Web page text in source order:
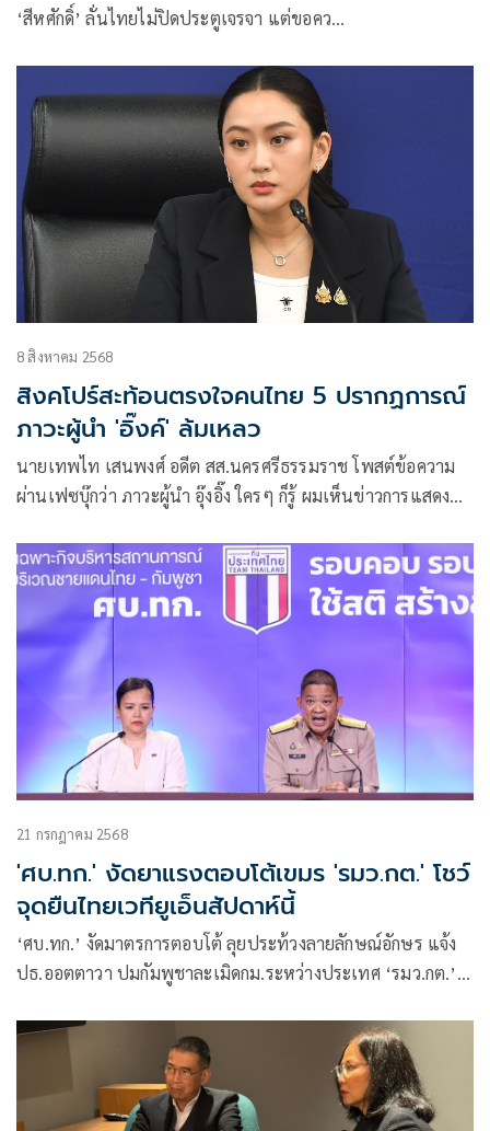
‘สีหศักดิ์’ ลั่นไทยไม่ปิดประตูเจรจา แต่ขอคว…
8 สิงหาคม 2568
สิงคโปร์สะท้อนตรงใจคนไทย 5 ปรากฏการณ์
ภาวะผู้นำ 'อิ๊งค์' ล้มเหลว
นายเทพไท เสนพงศ์ อดีต สส.นครศรีธรรมราช โพสต์ข้อความ
ผ่านเฟซบุ๊กว่า ภาวะผู้นำ อุ๊งอิ๊ง ใครๆ ก็รู้ ผมเห็นข่าวการแสดง
21 กรกฎาคม 2568
'ศบ.ทก.' งัดยาแรงตอบโต้เขมร 'รมว.กต.' โชว์
จุดยืนไทยเวทียูเอ็นสัปดาห์นี้
‘ศบ.ทก.’ งัดมาตรการตอบโต้ ลุยประท้วงลายลักษณ์อักษร แจ้ง
ปธ.ออตตาวา ปมกัมพูชาละเมิดกม.ระหว่างประเทศ ‘รมว.กต.’
การกระทำย้อนแย้ง